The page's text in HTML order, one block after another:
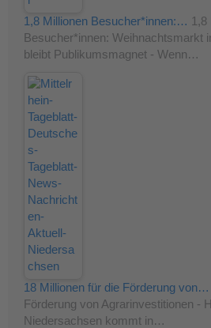
1,8 Millionen Besucher*innen:… 1,8
Besucher*innen: Weihnachtsmarkt
bleibt Publikumsmagnet - Wenn…
18 Millionen für die Förderung von…
Förderung von Agrarinvestitionen -
Niedersachsen kommt in…